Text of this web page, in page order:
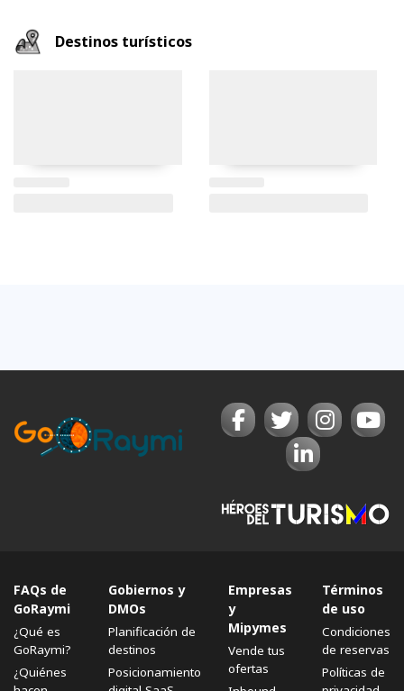
Destinos turísticos
FAQs de
GoRaymi
¿Qué es
GoRaymi?
¿Quiénes
Gobiernos y
DMOs
Planificación de
destinos
Posicionamiento
Empresas
y
Mipymes
Vende tus
ofertas
Términos
de uso
Condiciones
de reservas
Políticas de